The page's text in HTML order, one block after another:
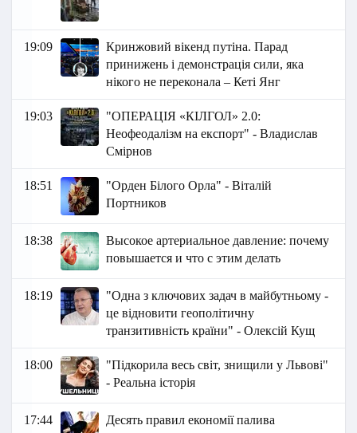
19:09
Кринжовий вікенд путіна. Парад
принижень і демонстрація сили, яка
нікого не переконала – Кеті Янг
19:03
"ОПЕРАЦІЯ «КІЛГОЛ» 2.0:
Неофеодалізм на експорт" - Владислав
Смірнов
18:51
"Орден Білого Орла" - Віталій
Портников
18:38
Высокое артериальное давление: почему
повышается и что с этим делать
18:19
"Одна з ключових задач в майбутньому -
це відновити геополітичну
транзитивність країни" - Олексій Кущ
18:00
"Підкорила весь світ, знищили у Львові"
- Реальна історія
17:44 Десять правил економії палива